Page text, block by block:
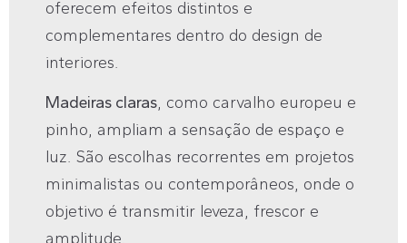
oferecem efeitos distintos e
complementares dentro do design de
interiores.
Madeiras claras, como carvalho europeu e
pinho, ampliam a sensação de espaço e
luz. São escolhas recorrentes em projetos
minimalistas ou contemporâneos, onde o
objetivo é transmitir leveza, frescor e
amplitude.